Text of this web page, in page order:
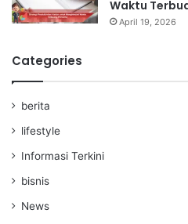
Waktu
April 19, 2026
Categories
berita
lifestyle
Informasi Terkini
bisnis
News